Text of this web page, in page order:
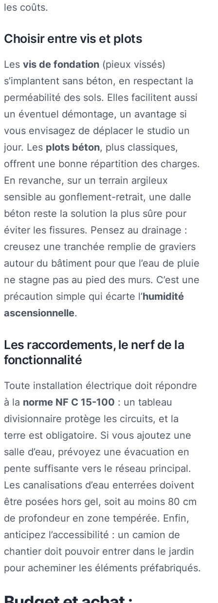
les coûts.
Choisir entre vis et plots
Les vis de fondation (pieux vissés)
s’implantent sans béton, en respectant la
perméabilité des sols. Elles facilitent aussi
un éventuel démontage, un avantage si
vous envisagez de déplacer le studio un
jour. Les plots béton, plus classiques,
offrent une bonne répartition des charges.
En revanche, sur un terrain argileux
sensible au gonflement-retrait, une dalle
béton reste la solution la plus sûre pour
éviter les fissures. Pensez au drainage :
creusez une tranchée remplie de graviers
autour du bâtiment pour que l’eau de pluie
ne stagne pas au pied des murs. C’est une
précaution simple qui écarte l’humidité
ascensionnelle.
Les raccordements, le nerf de la
fonctionnalité
Toute installation électrique doit répondre
à la norme NF C 15-100 : un tableau
divisionnaire protège les circuits, et la
terre est obligatoire. Si vous ajoutez une
salle d’eau, prévoyez une évacuation en
pente suffisante vers le réseau principal.
Les canalisations d’eau enterrées doivent
être posées hors gel, soit au moins 80 cm
de profondeur en zone tempérée. Enfin,
anticipez l’accessibilité : un camion de
chantier doit pouvoir entrer dans le jardin
pour acheminer les éléments préfabriqués.